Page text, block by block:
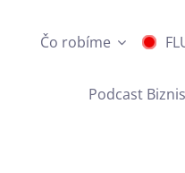
Čo robíme
Podcast